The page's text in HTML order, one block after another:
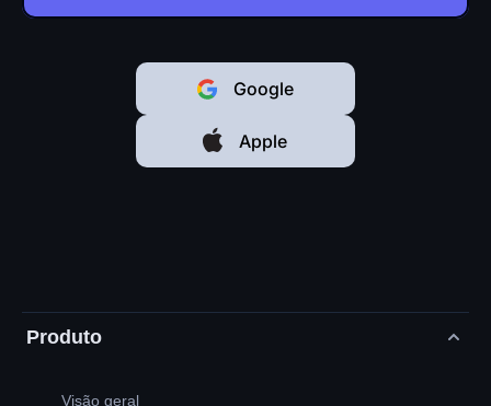
Google
Apple
Produto
Visão geral